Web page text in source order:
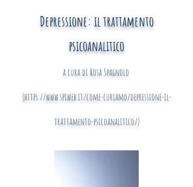
Depressione: il trattamento
psicoanalitico
a cura di Rosa Spagnolo
(https://www.spiweb.it/come-curiamo/depressione-il-
trattamento-psicoanalitico/)